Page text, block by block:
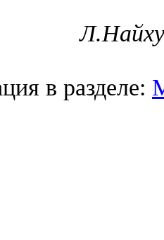
в разделе: